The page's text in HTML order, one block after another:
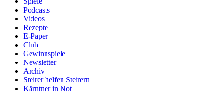
Podcasts
Videos
Rezepte
E-Paper
Club
Gewinnspiele
Newsletter
Archiv
Steirer helfen Steirern
Kärntner in Not